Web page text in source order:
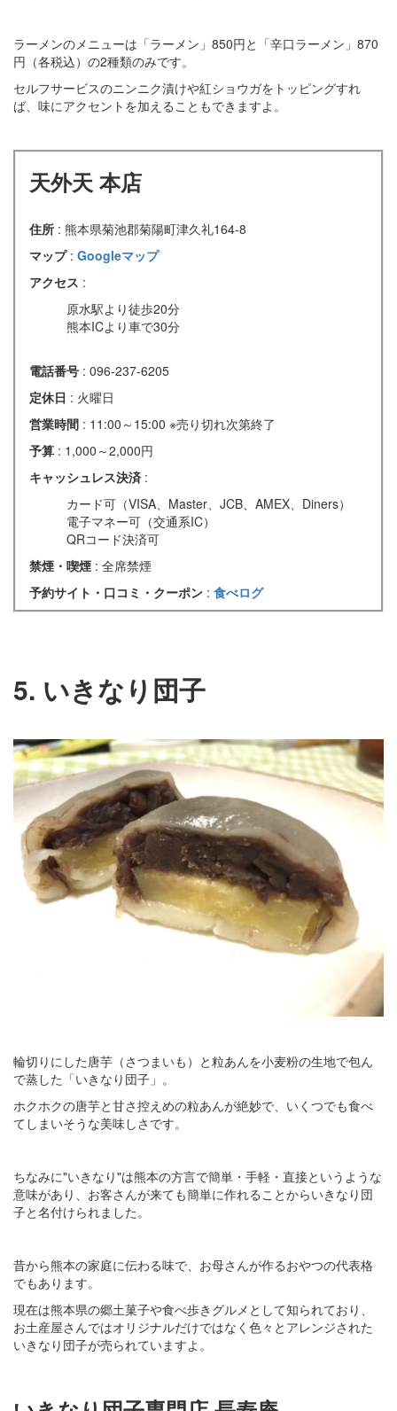
ラーメンのメニューは「ラーメン」850円と「辛口ラーメン」870
円（各税込）の2種類のみです。
セルフサービスのニンニク漬けや紅ショウガをトッピングすれ
ば、味にアクセントを加えることもできますよ。
天外天 本店
住所 : 熊本県菊池郡菊陽町津久礼164-8
マップ : Googleマップ
アクセス :
原水駅より徒歩20分
熊本ICより車で30分
電話番号 : 096-237-6205
定休日 : 火曜日
営業時間 : 11:00～15:00 ※売り切れ次第終了
予算 : 1,000～2,000円
キャッシュレス決済 :
カード可（VISA、Master、JCB、AMEX、Diners）
電子マネー可（交通系IC）
QRコード決済可
禁煙・喫煙 : 全席禁煙
予約サイト・口コミ・クーポン : 食べログ
5. いきなり団子
輪切りにした唐芋（さつまいも）と粒あんを小麦粉の生地で包ん
で蒸した「いきなり団子」。
ホクホクの唐芋と甘さ控えめの粒あんが絶妙で、いくつでも食べ
てしまいそうな美味しさです。
ちなみに"いきなり"は熊本の方言で簡単・手軽・直接というような
意味があり、お客さんが来ても簡単に作れることからいきなり団
子と名付けられました。
昔から熊本の家庭に伝わる味で、お母さんが作るおやつの代表格
でもあります。
現在は熊本県の郷土菓子や食べ歩きグルメとして知られており、
お土産屋さんではオリジナルだけではなく色々とアレンジされた
いきなり団子が売られていますよ。